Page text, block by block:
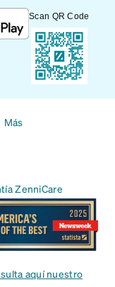
Scan QR Code
Más
ZenniCare
aquí nuestro